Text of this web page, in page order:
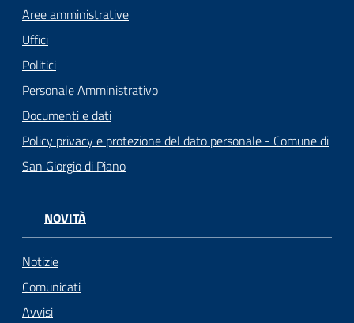
Aree amministrative
Uffici
Politici
Personale Amministrativo
Documenti e dati
Policy privacy e protezione del dato personale - Comune di
San Giorgio di Piano
NOVITÀ
Notizie
Comunicati
Avvisi